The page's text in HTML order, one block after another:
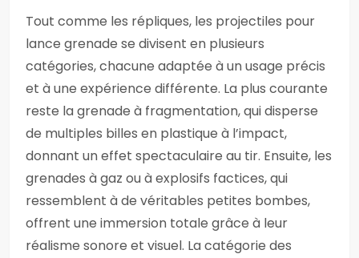
Tout comme les répliques, les projectiles pour
lance grenade se divisent en plusieurs
catégories, chacune adaptée à un usage précis
et à une expérience différente. La plus courante
reste la grenade à fragmentation, qui disperse
de multiples billes en plastique à l’impact,
donnant un effet spectaculaire au tir. Ensuite, les
grenades à gaz ou à explosifs factices, qui
ressemblent à de véritables petites bombes,
offrent une immersion totale grâce à leur
réalisme sonore et visuel. La catégorie des